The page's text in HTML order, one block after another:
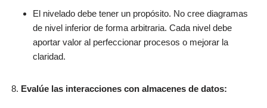
El nivelado debe tener un propósito. No cree diagramas
de nivel inferior de forma arbitraria. Cada nivel debe
aportar valor al perfeccionar procesos o mejorar la
claridad.
Evalúe las interacciones con almacenes de datos: